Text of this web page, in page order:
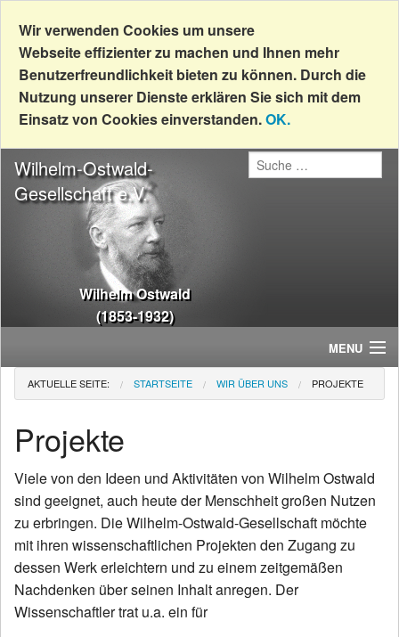
Wir verwenden Cookies um unsere
Webseite effizienter zu machen und Ihnen mehr
Benutzerfreundlichkeit bieten zu können. Durch die
Nutzung unserer Dienste erklären Sie sich mit dem
Einsatz von Cookies einverstanden.OK.
Wilhelm Ostwald
(1853-1932)
Wilhelm-Ostwald-
Gesellschaft e.V.
MENU
Home
News
Wir über uns
Wilhelm Ostwald
Publikationen
Kontakt
AKTUELLE SEITE: STARTSEITE WIR ÜBER UNS PROJEKTE
Projekte
Viele von den Ideen und Aktivitäten von Wilhelm Ostwald
sind geeignet, auch heute der Menschheit großen Nutzen
zu erbringen. Die Wilhelm-Ostwald-Gesellschaft möchte
mit ihren wissenschaftlichen Projekten den Zugang zu
dessen Werk erleichtern und zu einem zeitgemäßen
Nachdenken über seinen Inhalt anregen. Der
Wissenschaftler trat u.a. ein für